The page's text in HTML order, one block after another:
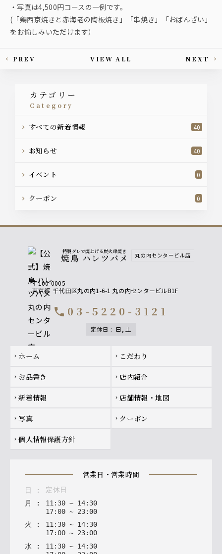
・写真は4,500円コースの一例です。
(「鶏西京焼きと赤海老の陶板焼き」「串焼き」「おばんざい」
をお愉しみいただけます）
This article's paging
PREV VIEW ALL NEXT
カテゴリー
category
すべての新着情報 40
お知らせ 40
イベント 0
クーポン 0
特製ダレで焼上げる炭火串焼き
焼鳥 ハレツバメ 丸の内センタービル店
〒100-0005
東京都 千代田区丸の内1-6-1 丸の内センタービルB1F
call 03-5220-3121
定休日 : 日, 土
Footer navigation
chevron_right ホーム chevron_right こだわり
chevron_right お品書き chevron_right 店内紹介
chevron_right 新着情報 chevron_right 店舗情報・地図
chevron_right 写真 chevron_right クーポン
chevron_right 個人情報保護方針
営業日・営業時間
日 :
定休日
月
: 11: 30 ~ 14: 30
17: 00 ~ 23: 00
火
: 11: 30 ~ 14: 30
17: 00 ~ 23: 00
水 : 11 : 30 ~ 14: 30